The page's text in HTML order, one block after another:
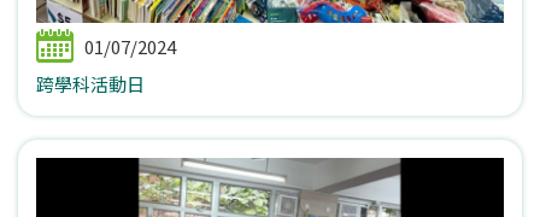
01/07/2024
跨學科活動日